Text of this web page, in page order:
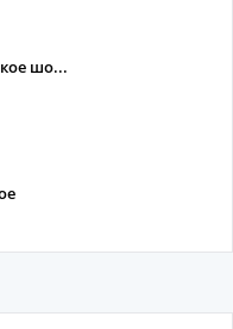
шо...